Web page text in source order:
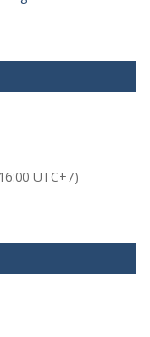
UTC+7)